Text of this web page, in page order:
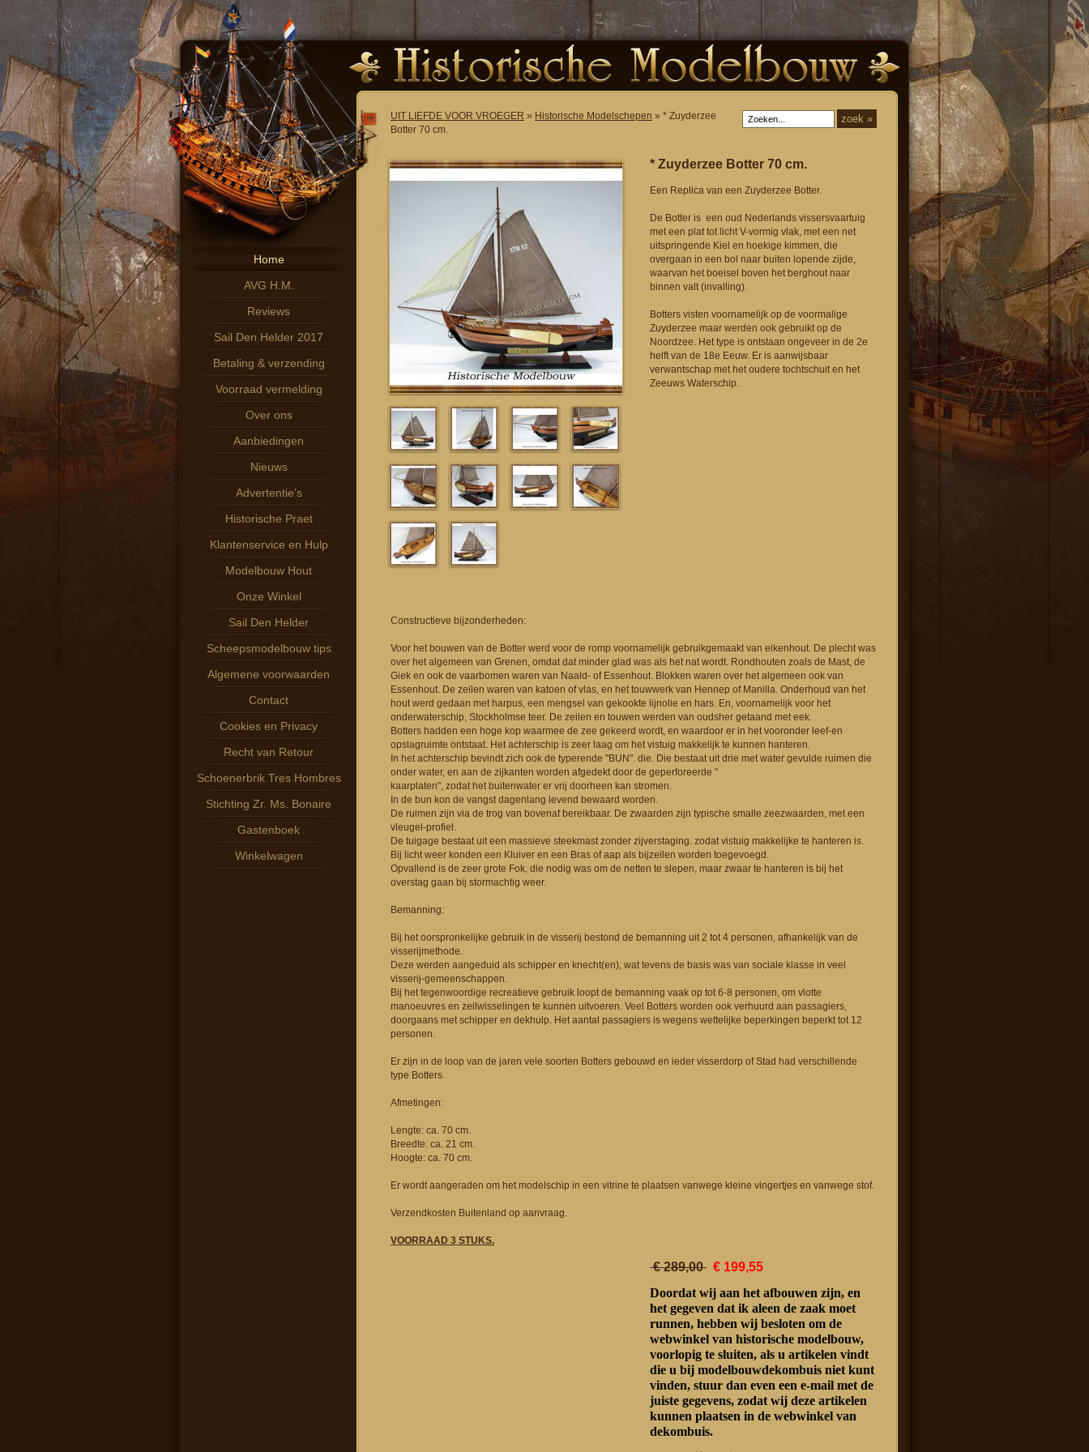
Home
AVG H.M.
Reviews
Sail Den Helder 2017
Betaling & verzending
Voorraad vermelding
Over ons
Aanbiedingen
Nieuws
Advertentie's
Historische Praet
Klantenservice en Hulp
Modelbouw Hout
Onze Winkel
Sail Den Helder
Scheepsmodelbouw tips
Algemene voorwaarden
Contact
Cookies en Privacy
Recht van Retour
Schoenerbrik Tres Hombres
Stichting Zr. Ms. Bonaire
Gastenboek
Winkelwagen
UIT LIEFDE VOOR VROEGER » Historische Modelschepen » * Zuyderzee
Botter 70 cm.
* Zuyderzee Botter 70 cm.
Een Replica van een Zuyderzee Botter.
De Botter is een oud Nederlands vissersvaartuig
met een plat tot licht V-vormig vlak, met een net
uitspringende Kiel en hoekige kimmen, die
overgaan in een bol naar buiten lopende zijde,
waarvan het boeisel boven het berghout naar
binnen valt (invalling).
Botters visten voornamelijk op de voormalige
Zuyderzee maar werden ook gebruikt op de
Noordzee. Het type is ontstaan ongeveer in de 2e
helft van de 18e Eeuw. Er is aanwijsbaar
verwantschap met het oudere tochtschuit en het
Zeeuws Waterschip.
Constructieve bijzonderheden:
Voor het bouwen van de Botter werd voor de romp voornamelijk gebruikgemaakt van eikenhout. De plecht was
over het algemeen van Grenen, omdat dat minder glad was als het nat wordt. Rondhouten zoals de Mast, de
Giek en ook de vaarbomen waren van Naald- of Essenhout. Blokken waren over het algemeen ook van
Essenhout. De zeilen waren van katoen of vlas, en het touwwerk van Hennep of Manilla. Onderhoud van het
hout werd gedaan met harpus, een mengsel van gekookte lijnolie en hars. En, voornamelijk voor het
onderwaterschip, Stockholmse teer. De zeilen en touwen werden van oudsher getaand met eek.
Botters hadden een hoge kop waarmee de zee gekeerd wordt, en waardoor er in het vooronder leef-en
opslagruimte ontstaat. Het achterschip is zeer laag om het vistuig makkelijk te kunnen hanteren.
In het achterschip bevindt zich ook de typerende "BUN". die. Die bestaat uit drie met water gevulde ruimen die
onder water, en aan de zijkanten worden afgedekt door de geperforeerde "
kaarplaten", zodat het buitenwater er vrij doorheen kan stromen.
In de bun kon de vangst dagenlang levend bewaard worden.
De ruimen zijn via de trog van bovenaf bereikbaar. De zwaarden zijn typische smalle zeezwaarden, met een
vleugel-profiel.
De tuigage bestaat uit een massieve steekmast zonder zijverstaging. zodat vistuig makkelijke te hanteren is.
Bij licht weer konden een Kluiver en een Bras of aap als bijzeilen worden toegevoegd.
Opvallend is de zeer grote Fok, die nodig was om de netten te slepen, maar zwaar te hanteren is bij het
overstag gaan bij stormachtig weer.
Bemanning:
Bij het oorspronkelijke gebruik in de visserij bestond de bemanning uit 2 tot 4 personen, afhankelijk van de
visserijmethode.
Deze werden aangeduid als schipper en knecht(en), wat tevens de basis was van sociale klasse in veel
visserij-gemeenschappen.
Bij het tegenwoordige recreatieve gebruik loopt de bemanning vaak op tot 6-8 personen, om vlotte
manoeuvres en zeilwisselingen te kunnen uitvoeren. Veel Botters worden ook verhuurd aan passagiers,
doorgaans met schipper en dekhulp. Het aantal passagiers is wegens wettelijke beperkingen beperkt tot 12
personen.
Er zijn in de loop van de jaren vele soorten Botters gebouwd en ieder visserdorp of Stad had verschillende
type Botters.
Afmetingen:
Lengte: ca. 70 cm.
Breedte: ca. 21 cm.
Hoogte: ca. 70 cm.
Er wordt aangeraden om het modelschip in een vitrine te plaatsen vanwege kleine vingertjes en vanwege stof.
Verzendkosten Buitenland op aanvraag.
VOORRAAD 3 STUKS.
€ 289,00 € 199,55
Doordat wij aan het afbouwen zijn, en
het gegeven dat ik aleen de zaak moet
runnen, hebben wij besloten om de
webwinkel van historische modelbouw,
voorlopig te sluiten, als u artikelen vindt
die u bij modelbouwdekombuis niet kunt
vinden, stuur dan even een e-mail met de
juiste gegevens, zodat wij deze artikelen
kunnen plaatsen in de webwinkel van
dekombuis.